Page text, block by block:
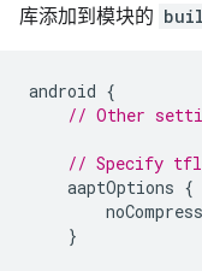
库添加到模块的
android {
// Other
// Specify
aaptOptions {
noCompress
}